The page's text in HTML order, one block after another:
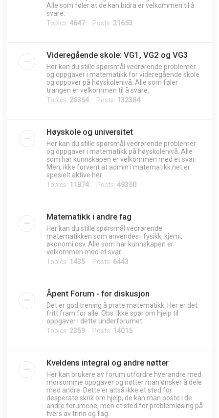
Alle som føler at de kan bidra er velkommen til å
svare.
Topics: 4647Posts: 21653
Videregående skole: VG1, VG2 og VG3
Her kan du stille spørsmål vedrørende problemer
og oppgaver i matematikk for videregående skole
og oppover på høyskolenivå. Alle som føler
trangen er velkommen til å svare.
Topics: 26364 Posts: 132384
Høyskole og universitet
Her kan du stille spørsmål vedrørende problemer
og oppgaver i matematikk på høyskolenivå. Alle
som har kunnskapen er velkommen med et svar.
Men, ikke forvent at admin i matematikk.net er
spesielt aktive her.
Topics: 11874 Posts: 49350
Matematikk i andre fag
Her kan du stille spørsmål vedrørende
matematikken som anvendes i fysikk, kjemi,
økonomi osv. Alle som har kunnskapen er
velkommen med et svar.
Topics: 1435 Posts: 6443
Åpent Forum - for diskusjon
Det er god trening å prate matematikk. Her er det
fritt fram for alle. Obs: Ikke spør om hjelp til
oppgaver i dette underforumet.
Topics: 2359 Posts: 14015
Kveldens integral og andre nøtter
Her kan brukere av forum utfordre hverandre med
morsomme oppgaver og nøtter man ønsker å dele
med andre. Dette er altså ikke et sted for
desperate skrik om hjelp, de kan man poste i de
andre forumene, men et sted for problemløsing på
tvers av trinn og fag.